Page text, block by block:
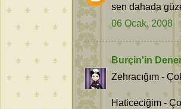
sen dahada
06 Ocak, 2008
Burçin'in
Zehracığım -
Haticeciğim -